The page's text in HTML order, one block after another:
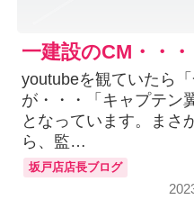
一建設のCM・・・
youtubeを観ていたら
が・・・「キャプテン
となっています。まさ
ら、監…
坂戸店店長ブログ